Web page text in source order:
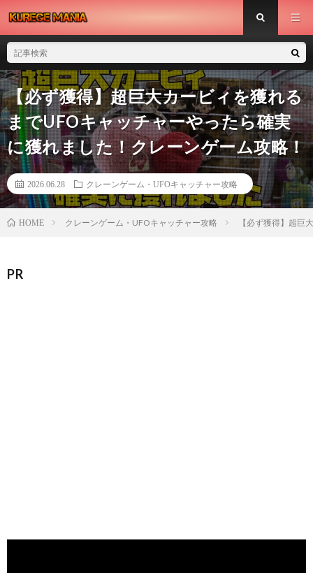
【必ず獲得】超巨大カービィを獲れる
までUFOキャッチャーやったら確実
に獲れました！クレーンゲーム攻略！
2026.06.28 クレーンゲーム・UFOキャッチャー攻略
HOME クレーンゲーム・UFOキャッチャー攻略 【必ず獲得】超巨
PR